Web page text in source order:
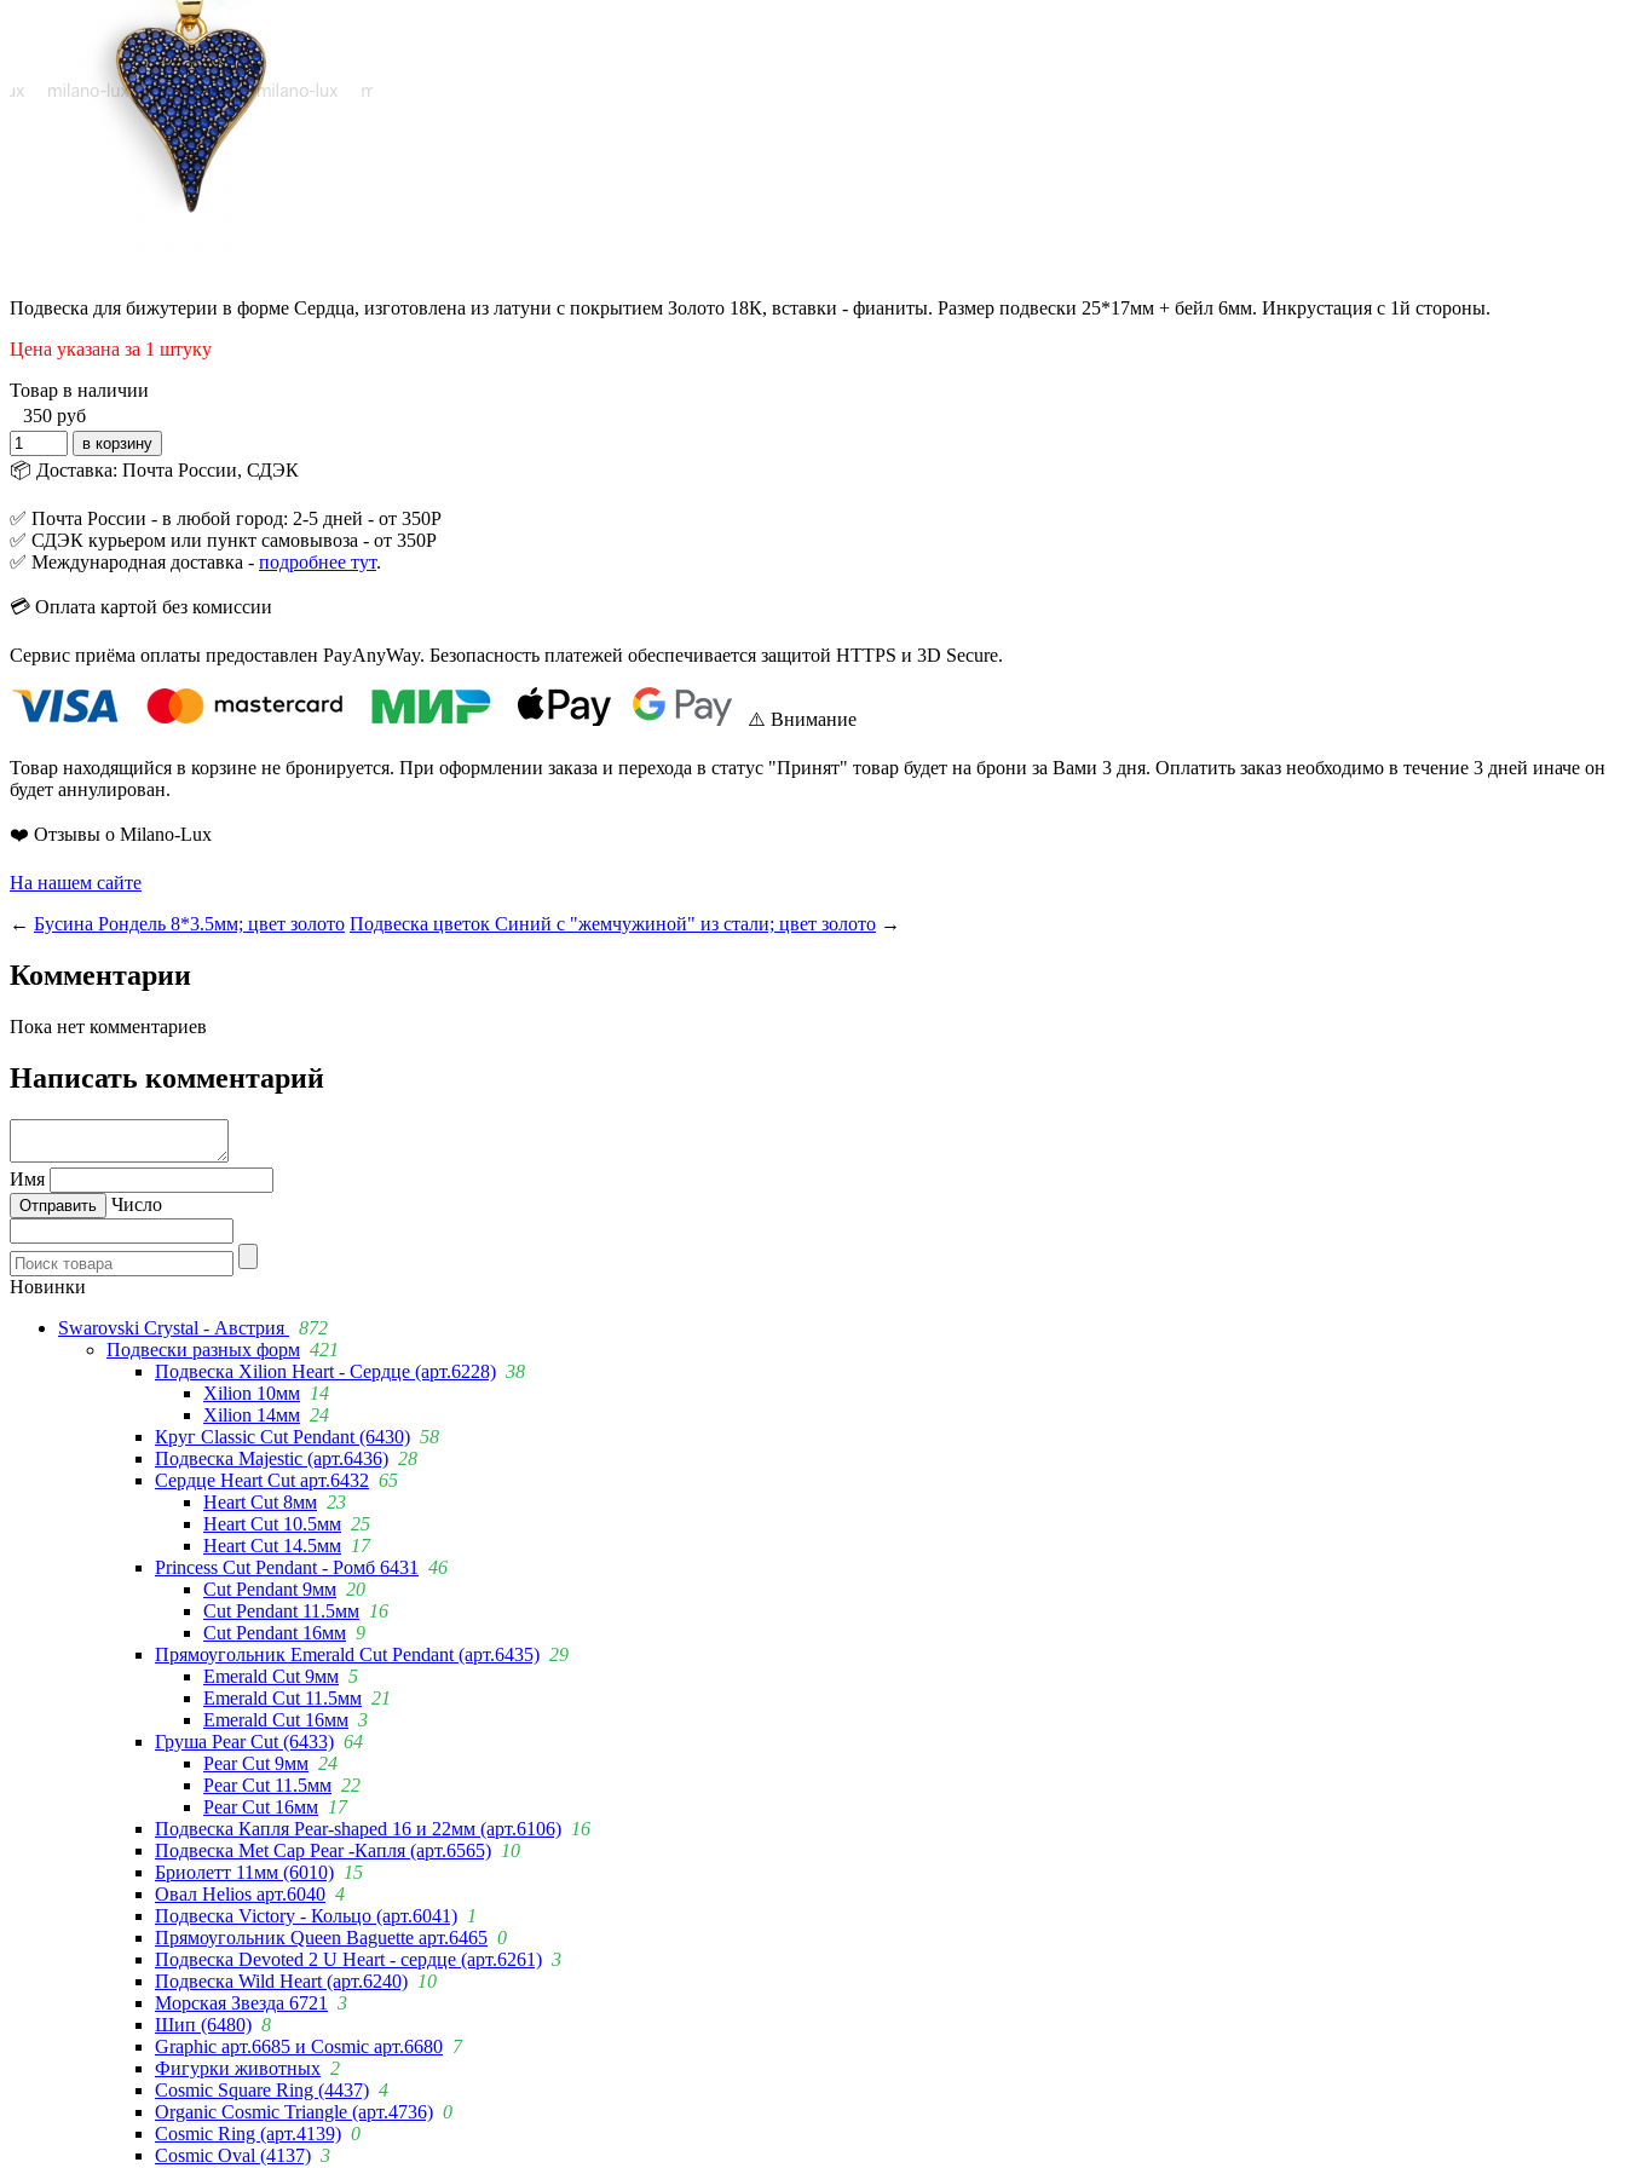
Подвеска для бижутерии в форме Сердца, изготовлена из латуни с покрытием Золото 18К, вставки - фианиты. Размер подвески 25*17мм + бейл 6мм. Инкрустация с 1й стороны.
Цена указана за 1 штуку
Товар в наличии
350 руб
📦 Доставка: Почта России, СДЭК
✅ Почта России - в любой город: 2-5 дней - от 350Р
✅ СДЭК курьером или пункт самовывоза - от 350Р
✅ Международная доставка - подробнее тут.
💳 Оплата картой без комиссии
Сервис приёма оплаты предоставлен PayAnyWay. Безопасность платежей обеспечивается защитой HTTPS и 3D Secure.
⚠️ Внимание
Товар находящийся в корзине не бронируется. При оформлении заказа и перехода в статус "Принят" товар будет на брони за Вами 3 дня. Оплатить заказ необходимо в течение 3 дней иначе он
будет аннулирован.
❤️ Отзывы о Milano-Lux
На нашем сайте
← Бусина Рондель 8*3.5мм; цвет золото Подвеска цветок Синий с "жемчужиной" из стали; цвет золото →
Комментарии
Пока нет комментариев
Написать комментарий
Имя
Число
Новинки
Swarovski Crystal - Австрия
872
Подвески разных форм 421
Подвеска Xilion Heart - Сердце (арт.6228) 38
Xilion 10мм 14
Xilion 14мм 24
Круг Classic Cut Pendant (6430) 58
Подвеска Majestic (арт.6436) 28
Сердце Heart Cut арт.6432 65
Heart Cut 8мм 23
Heart Cut 10.5мм 25
Heart Cut 14.5мм 17
Princess Cut Pendant - Ромб 6431
46
Cut Pendant 9мм 20
Cut Pendant 11.5мм 16
Cut Pendant 16мм 9
Прямоугольник Emerald Cut Pendant (арт.6435) 29
Emerald Cut 9мм 5
Emerald Cut 11.5мм 21
Emerald Cut 16мм 3
Груша Pear Cut (6433) 64
Pear Cut 9мм 24
Pear Cut 11.5мм 22
Pear Cut 16мм 17
Подвеска Капля Pear-shaped 16 и 22мм (арт.6106) 16
Подвеска Met Cap Pear -Капля (арт.6565) 10
Бриолетт 11мм (6010) 15
Овал Helios арт.6040 4
Подвеска Victory - Кольцо (арт.6041) 1
Прямоугольник Queen Baguette арт.6465 0
Подвеска Devoted 2 U Heart - сердце (арт.6261) 3
Подвеска Wild Heart (арт.6240) 10
Морская Звезда 6721
3
Шип (6480) 8
Graphic арт.6685 и Cosmic арт.6680 7
Фигурки животных 2
Cosmic Square Ring (4437) 4
Organic Cosmic Triangle (арт.4736) 0
Cosmic Ring (арт.4139) 0
Cosmic Oval (4137) 3